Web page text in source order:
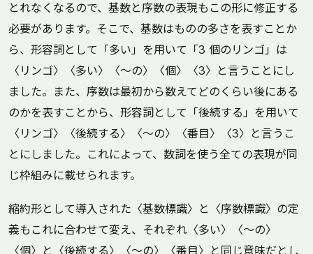
とれなくなるので、基数と序数の表現もこの形に修正する
必要があります。そこで、基数はものの多さを表すことか
ら、形容詞として「多い」を用いて「3 個のリンゴ」は
〈リンゴ〉〈多い〉〈～の〉〈個〉〈3〉と言うことにし
ました。また、序数は最初から数えてどのくらい後にある
のかを表すことから、形容詞として「後続する」を用いて
〈リンゴ〉〈後続する〉〈～の〉〈番目〉〈3〉と言うこ
とにしました。これによって、数詞を使う全ての表現が同
じ枠組みに載せられます。
縮約形として導入された〈基数標識〉と〈序数標識〉の定
義もこれに合わせて変え、それぞれ〈多い〉〈～の〉
〈個〉と〈後続する〉〈～の〉〈番目〉と同じ意味だとし